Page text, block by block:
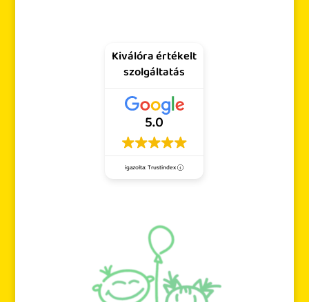
Kiválóra értékelt
szolgáltatás
5.0
igazolta: Trustindex